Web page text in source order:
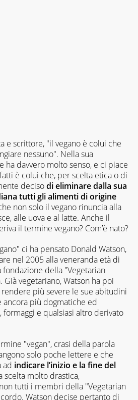
e scrittore, "il vegano è colui che
nessuno". Nella sua
ha davvero molto senso, e ci piace
è colui che, per scelta etica o di
decisodi eliminare dalla sua
tutti gli alimenti di origine
non solo il vegano rinuncia alla
alle uova e al latte. Anche il
il termine vegano? Com’è nato?
ci ha pensato Donald Watson,
nel 2005 alla veneranda età di
fondazione della "Vegetarian
Già vegetariano, Watson ha poi
più severe le sue abitudini
più dogmatiche ed
formaggi e qualsiasi altro derivato
"vegan", crasi della parola
solo poche lettere e che
ad indicare l’inizio e la fine del
scelta molto drastica,
tutti i membri della "Vegetarian
Watson decise pertanto di